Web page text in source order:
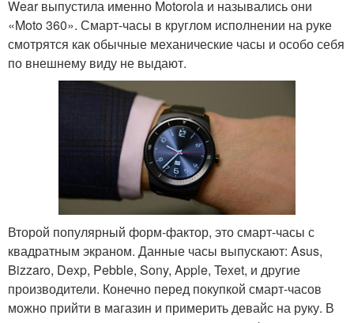
Wear выпустила именно Motorola и назывались они
«Moto 360». Смарт-часы в круглом исполнении на руке
смотрятся как обычные механические часы и особо себя
по внешнему виду не выдают.
Второй популярный форм-фактор, это смарт-часы с
квадратным экраном. Данные часы выпускают: Asus,
Bizzaro, Dexp, Pebble, Sony, Apple, Texet, и другие
производители. Конечно перед покупкой смарт-часов
можно прийти в магазин и примерить девайс на руку. В